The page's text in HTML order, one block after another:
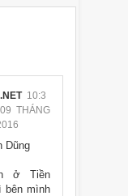
10:3
THÁNG
Dũng
ở Tiền
bên mình